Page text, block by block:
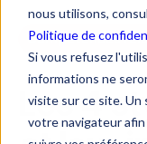
nous utilisons,
Politique de
Si vous refusez
informations ne
visite sur ce site. Un
votre navigateur afin
Compétences
Les 4